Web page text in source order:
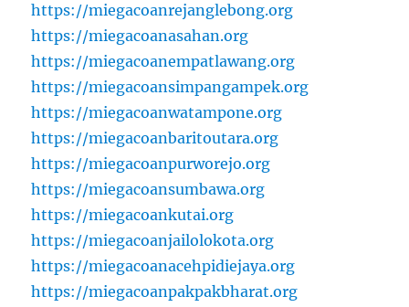
https://miegacoanrejanglebong.org
https://miegacoanasahan.org
https://miegacoanempatlawang.org
https://miegacoansimpangampek.org
https://miegacoanwatampone.org
https://miegacoanbaritoutara.org
https://miegacoanpurworejo.org
https://miegacoansumbawa.org
https://miegacoankutai.org
https://miegacoanjailolokota.org
https://miegacoanacehpidiejaya.org
https://miegacoanpakpakbharat.org